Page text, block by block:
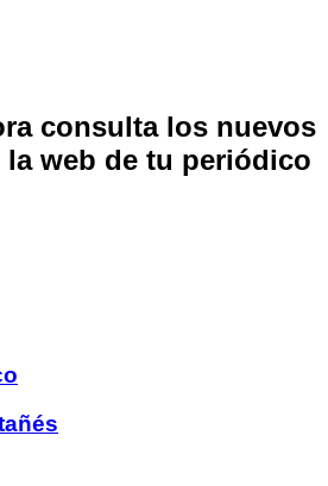
consulta los nuevos
web de tu periódico